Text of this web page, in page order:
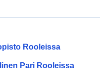
Rooleissa
Pari Rooleissa